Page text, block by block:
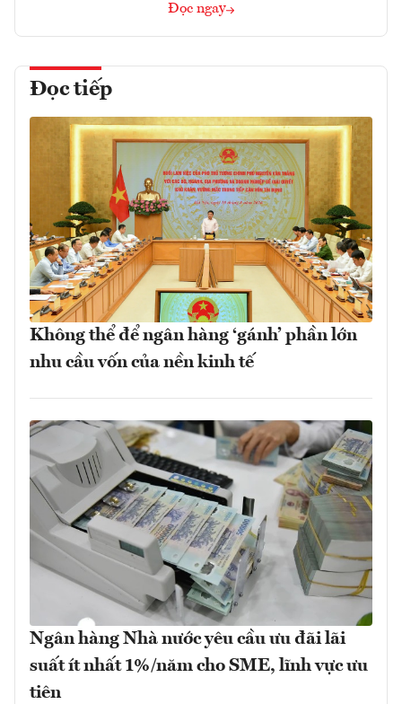
Đọc ngay
Đọc tiếp
Không thể để ngân hàng ‘gánh’ phần lớn
nhu cầu vốn của nền kinh tế
Ngân hàng Nhà nước yêu cầu ưu đãi lãi
suất ít nhất 1%/năm cho SME, lĩnh vực ưu
tiên